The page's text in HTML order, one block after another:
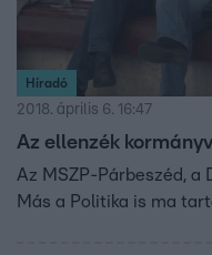
Híradó
2018. április 6. 16:47
Az ellenzék
Az MSZP-Párbeszéd, a
Más a Politika is ma